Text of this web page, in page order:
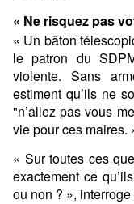
« Ne risquez pas
« Un bâton
le patron du
violente. Sans
estiment qu’ils ne
"n’allez pas vous
vie pour ces maires.
« Sur toutes ces
exactement ce
ou non ? »,